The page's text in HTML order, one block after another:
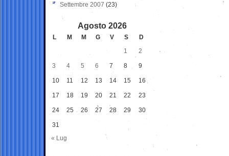
Settembre 2007 (23)
Agosto 2026
L M M G V S
D
1
2
3 4 5 6 7 8 9
10 11 12 13 14 15 16
17 18 19 20 21 22 23
24 25 26 27 28 29 30
31
« Lug